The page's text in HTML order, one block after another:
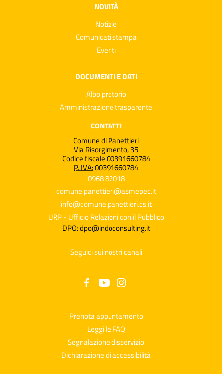
NOVITÀ
Notizie
Comunicati stampa
Eventi
DOCUMENTI E DATI
Albo pretorio
Amministrazione trasparente
CONTATTI
Comune di Panettieri
Via Risorgimento, 35
Codice fiscale 00391660784
P. IVA:00391660784
0968 82018
comune.panettieri@asmepec.it
info@comune.panettieri.cs.it
URP - Ufficio Relazioni con il Pubblico
DPO: dpo@indoconsulting.it
Seguici sui nostri canali
Prenota appuntamento
Leggi le FAQ
Segnalazione disservizio
Dichiarazione di accessibilità